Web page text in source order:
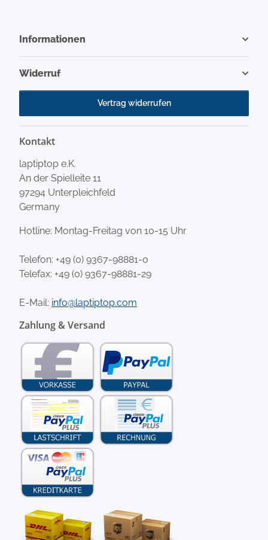
Informationen
Widerruf
Vertrag widerrufen
Kontakt
laptiptop e.K.
An der Spielleite 11
97294 Unterpleichfeld
Germany
Hotline: Montag-Freitag von 10-15 Uhr
Telefon: +49 (0) 9367-98881-0
Telefax: +49 (0) 9367-98881-29
E-Mail: info@laptiptop.com
Zahlung & Versand